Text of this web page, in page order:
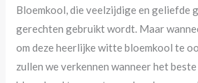
Bloemkool, die veelzijdige ⁣en geliefde
gerechten gebruikt ⁣wordt. Maar
om deze heerlijke witte bloemkool​ te
zullen we ⁣verkennen wanneer het